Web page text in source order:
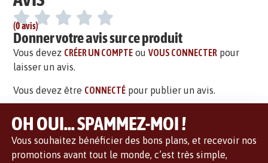
(0 avis)
Donner votre avis sur ce produit
Vous devez CRÉER UN COMPTE ouVOUS CONNECTER pour
laisser un avis.
Vous devez être CONNECTÉ pour publier un avis.
OH OUI... SPAMMEZ-MOI !
Vous souhaitez bénéficier des bons plans, et recevoir nos
promotions avant tout le monde, c’est très simple,